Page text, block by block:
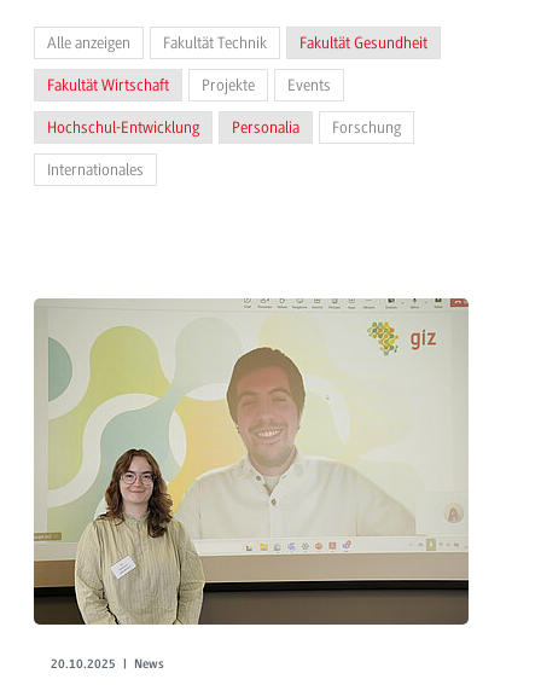
Alle anzeigen Fakultät Technik Fakultät Gesundheit
Fakultät Wirtschaft Projekte Events
Hochschul-Entwicklung Personalia Forschung
Internationales
20.10.2025 | News